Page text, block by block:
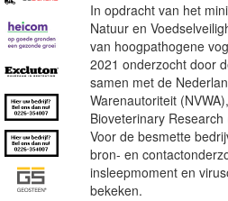
In opdracht van het
Natuur en
van hoogpathogene
2021 onderzocht door
samen met de
Warenautoriteit
Bioveterinary
Voor de besmette
bron- en
insleepmoment en
bekeken.